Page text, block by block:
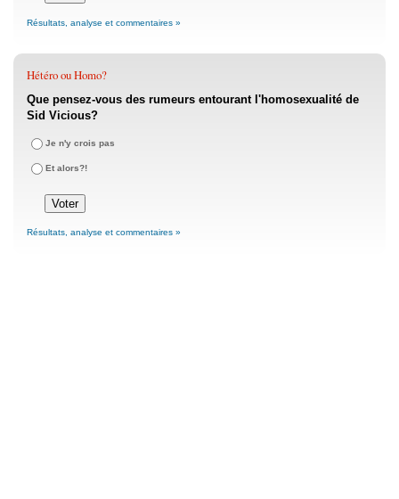
Résultats, analyse et commentaires »
Hétéro ou Homo?
Que pensez-vous des rumeurs entourant l'homosexualité de
Sid Vicious?
Je n'y crois pas
Et alors?!
Résultats, analyse et commentaires »